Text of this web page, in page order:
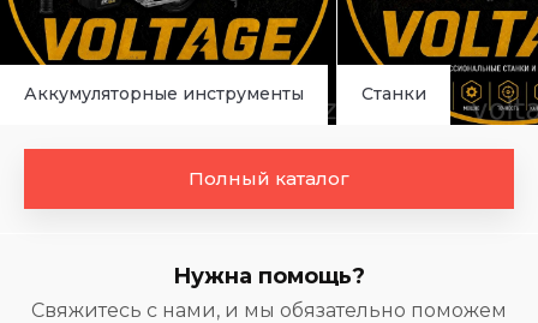
Аккумуляторные инструменты Станки
Полный каталог
Нужна помощь?
Свяжитесь с нами, и мы обязательно поможем